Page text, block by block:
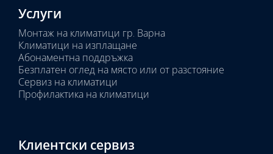
Услуги
Монтаж на климатици гр. Варна
Климатици на изплащане
Абонаментна поддръжка
Безплатен оглед на място или от разстояние
Сервиз на климатици
Профилактика на климатици
Клиентски сервиз